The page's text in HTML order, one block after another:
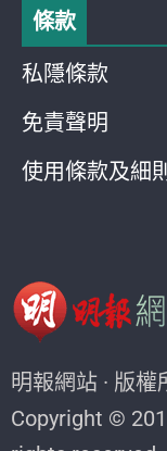
條款
私隱條款
免責聲明
使用條款及細則
明報網站 · 版權
Copyright ©